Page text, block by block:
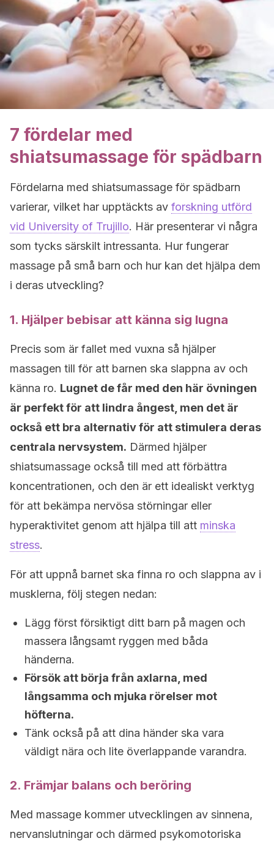
7 fördelar med
shiatsumassage för spädbarn
Fördelarna med shiatsumassage för spädbarn
varierar, vilket har upptäckts av forskning utförd
vid University of Trujillo. Här presenterar vi några
som tycks särskilt intressanta. Hur fungerar
massage på små barn och hur kan det hjälpa dem
i deras utveckling?
1. Hjälper bebisar att känna sig lugna
Precis som är fallet med vuxna så hjälper
massagen till för att barnen ska slappna av och
känna ro. Lugnet de får med den här övningen
är perfekt för att lindra ångest, men det är
också ett bra alternativ för att stimulera deras
centrala nervsystem. Därmed hjälper
shiatsumassage också till med att förbättra
koncentrationen, och den är ett idealiskt verktyg
för att bekämpa nervösa störningar eller
hyperaktivitet genom att hjälpa till att minska
stress.
För att uppnå barnet ska finna ro och slappna av i
musklerna, följ stegen nedan:
Lägg först försiktigt ditt barn på magen och
massera långsamt ryggen med båda
händerna.
Försök att börja från axlarna, med
långsamma och mjuka rörelser mot
höfterna.
Tänk också på att dina händer ska vara
väldigt nära och lite överlappande varandra.
2. Främjar balans och beröring
Med massage kommer utvecklingen av sinnena,
nervanslutningar och därmed psykomotoriska